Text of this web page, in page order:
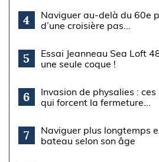
4
Naviguer au-delà du 60e
d’une croisière pas...
5
Essai Jeanneau Sea Loft
une seule coque !
6
Invasion de physalies :
qui forcent la fermeture...
7
Naviguer plus longtemps
bateau selon son âge